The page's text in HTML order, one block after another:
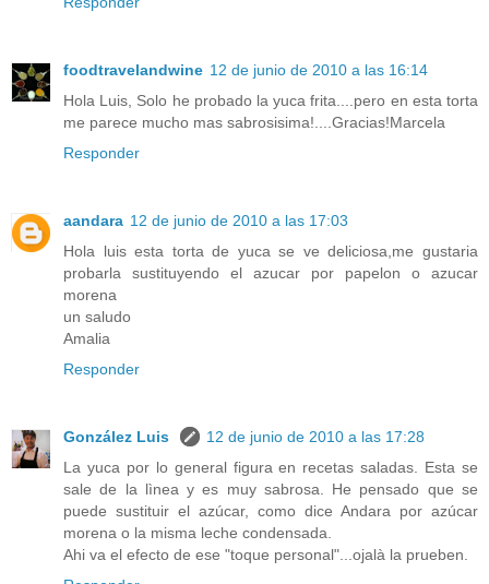
foodtravelandwine 12 de junio de 2010 a las 16:14
Hola Luis, Solo he probado la yuca frita....pero en esta torta
me parece mucho mas sabrosisima!....Gracias!Marcela
Responder
aandara 12 de junio de 2010 a las 17:03
Hola luis esta torta de yuca se ve deliciosa,me gustaria
probarla sustituyendo el azucar por papelon o azucar
morena
un saludo
Amalia
Responder
González Luis
12 de junio de 2010 a las 17:28
La yuca por lo general figura en recetas saladas. Esta se
sale de la lìnea y es muy sabrosa. He pensado que se
puede sustituir el azúcar, como dice Andara por azúcar
morena o la misma leche condensada.
Ahi va el efecto de ese "toque personal"...ojalà la prueben.